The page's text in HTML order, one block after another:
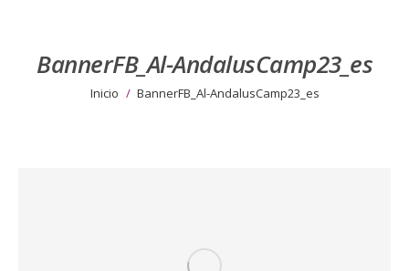
BannerFB_Al-AndalusCamp23_es
Estás aquí:
Inicio BannerFB_Al-AndalusCamp23_es